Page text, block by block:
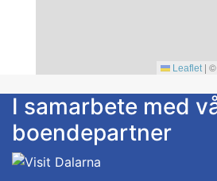
Leaflet | ©
I samarbete med
boendepartner